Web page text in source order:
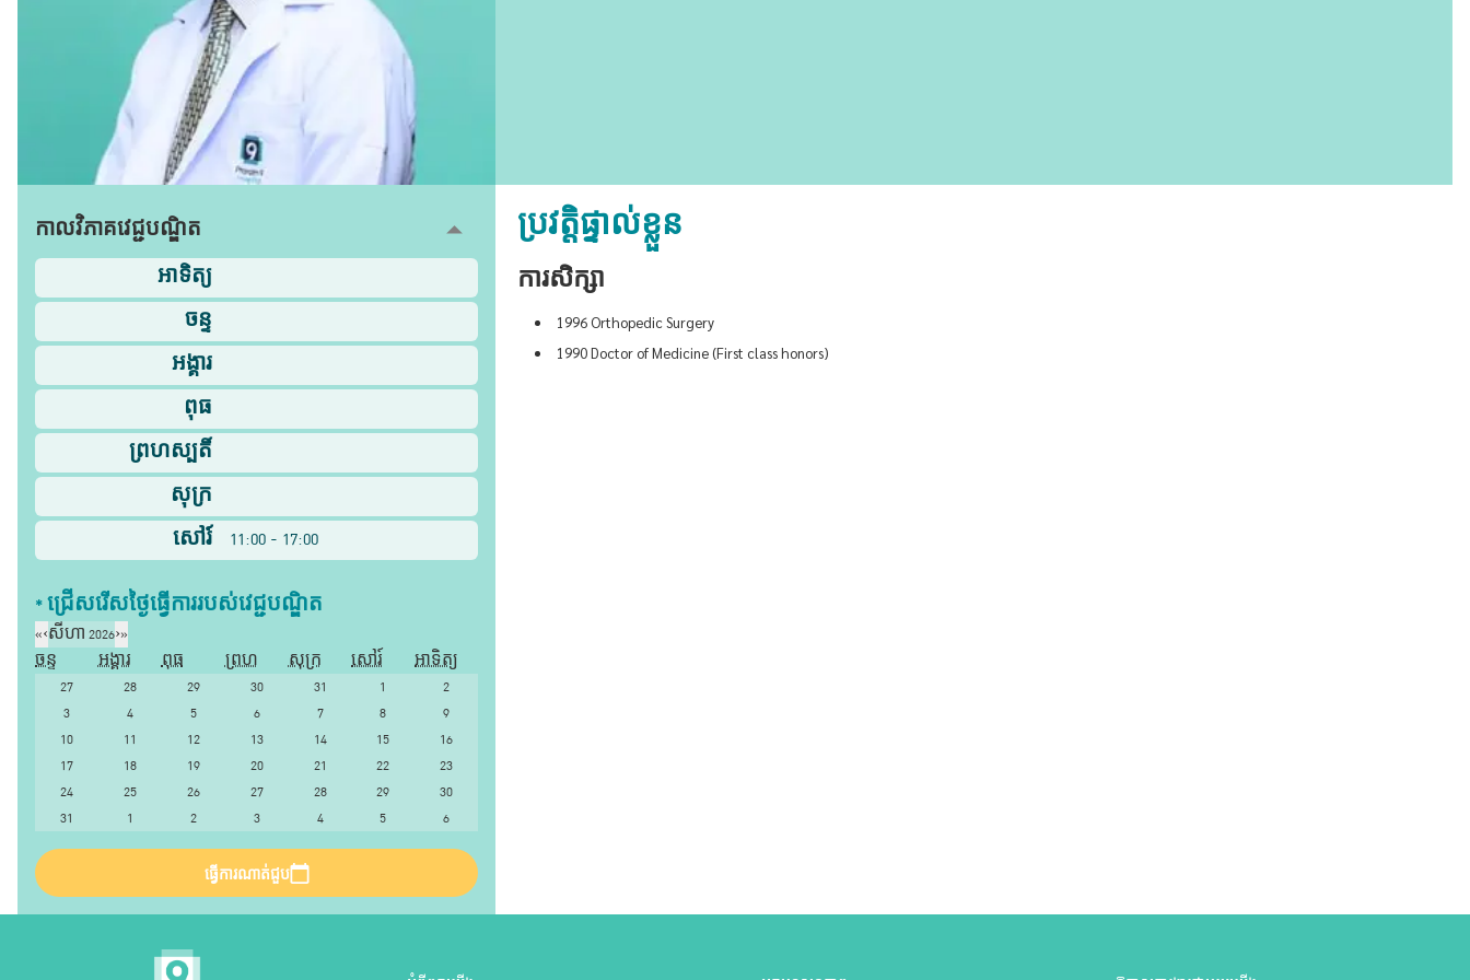
កាលវិភាគវេជ្ជបណ្ឌិត
អាទិត្យ
ចន្ទ
អង្គារ
ពុធ
ព្រហស្បតិ៍
សុក្រ
សៅរ៍
11:00 - 17:00
* ជ្រើសរើស​ថ្ងៃ​ធ្វើការ​របស់​វេជ្ជបណ្ឌិត​
«‹សីហា 2026›»
ចន្ទ
អង្គារ ពុធ ព្រហ សុក្រ សៅរ៍
អាទិត្យ
27
28 29 30 31 1
2
3
4 5 6 7 8
9
10
11 12 13 14 15
16
17
18 19 20 21 22
23
24
25 26 27 28 29
30
31
1 2 3 4 5 6
ធ្វើការណាត់ជួប
ប្រវត្តិផ្ទាល់ខ្លួន
ការសិក្សា
1996 Orthopedic Surgery
1990 Doctor of Medicine (First class honors)